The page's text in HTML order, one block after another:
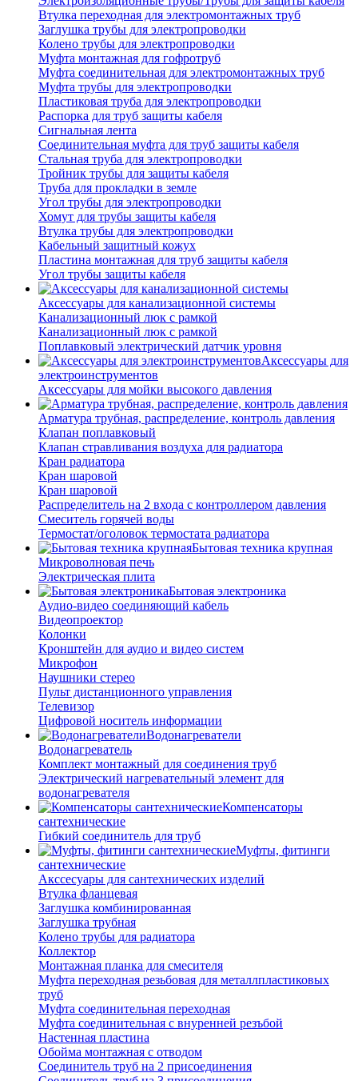
Втулка переходная для электромонтажных труб
Заглушка трубы для электропроводки
Колено трубы для электропроводки
Муфта монтажная для гофротруб
Муфта соединительная для электромонтажных труб
Муфта трубы для электропроводки
Пластиковая труба для электропроводки
Распорка для труб защиты кабеля
Сигнальная лента
Соединительная муфта для труб защиты кабеля
Стальная труба для электропроводки
Тройник трубы для защиты кабеля
Труба для прокладки в земле
Угол трубы для электропроводки
Хомут для трубы защиты кабеля
Втулка трубы для электропроводки
Кабельный защитный кожух
Пластина монтажная для труб защиты кабеля
Угол трубы защиты кабеля
Аксессуары для канализационной системы
Канализационный люк с рамкой
Канализационный люк с рамкой
Поплавковый электрический датчик уровня
Аксессуары для
электроинструментов
Аксессуары для мойки высокого давления
Арматура трубная, распределение, контроль давления
Клапан поплавковый
Клапан стравливания воздуха для радиатора
Кран радиатора
Кран шаровой
Кран шаровой
Распределитель на 2 входа с контроллером давления
Смеситель горячей воды
Термостат/оголовок термостата радиатора
Бытовая техника крупная
Микроволновая печь
Электрическая плита
Бытовая электроника
Аудио-видео соединяющий кабель
Видеопроектор
Колонки
Кронштейн для аудио и видео систем
Микрофон
Наушники стерео
Пульт дистанционного управления
Телевизор
Цифровой носитель информации
Водонагреватели
Водонагреватель
Комплект монтажный для соединения труб
Электрический нагревательный элемент для
водонагревателя
Компенсаторы
сантехнические
Гибкий соединитель для труб
Муфты, фитинги
сантехнические
Акссесуары для сантехнических изделий
Втулка фланцевая
Заглушка комбинированная
Заглушка трубная
Колено трубы для радиатора
Коллектор
Монтажная планка для смесителя
Муфта переходная резьбовая для металлпластиковых
труб
Муфта соединительная переходная
Муфта соединительная с внуренней резъбой
Настенная пластина
Обойма монтажная с отводом
Соединитель труб на 2 присоединения